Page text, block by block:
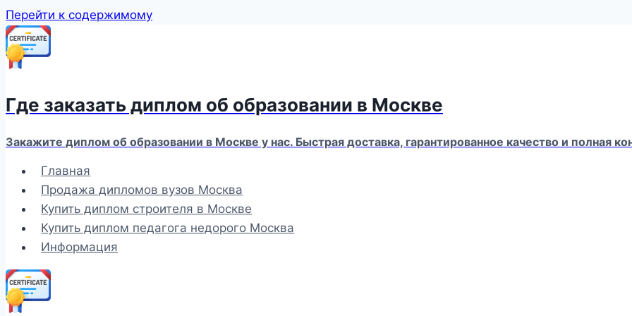
Перейти к содержимому
Где заказать диплом об образовании в Москве
Закажите диплом об образовании в Москве у нас. Быстрая доставка, гарантированное качество и полная
Главная
Продажа дипломов вузов Москва
Купить диплом строителя в Москве
Купить диплом педагога недорого Москва
Информация